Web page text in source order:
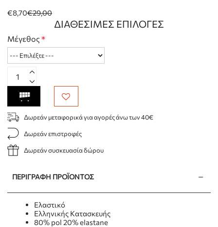
€8,70€29,00
ΔΙΑΘΈΣΙΜΕΣ ΕΠΙΛΟΓΈΣ
Μέγεθος
Δωρεάν μεταφορικά για αγορές άνω των 40€
Δωρεάν επιστροφές
Δωρεάν συσκευασία δώρου
ΠΕΡΙΓΡΑΦΉ ΠΡΟΪΌΝΤΟΣ
Ελαστικό
Ελληνικής Κατασκευής
80% pol 20% elastane